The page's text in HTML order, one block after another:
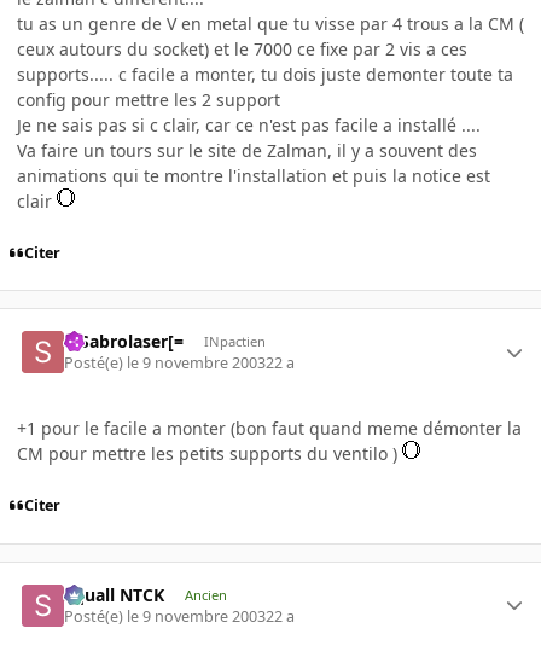
tu as un genre de V en metal que tu visse par 4 trous a la CM (
ceux autours du socket) et le 7000 ce fixe par 2 vis a ces
supports..... c facile a monter, tu dois juste demonter toute ta
config pour mettre les 2 support
Je ne sais pas si c clair, car ce n'est pas facile a installé ....
Va faire un tours sur le site de Zalman, il y a souvent des
animations qui te montre l'installation et puis la notice est
clair
Citer
=]Sabrolaser[= INpactien
Posté(e) le 9 novembre 200322 a
+1 pour le facile a monter (bon faut quand meme démonter la
CM pour mettre les petits supports du ventilo )
Citer
Squall NTCK Ancien
Posté(e) le 9 novembre 200322 a